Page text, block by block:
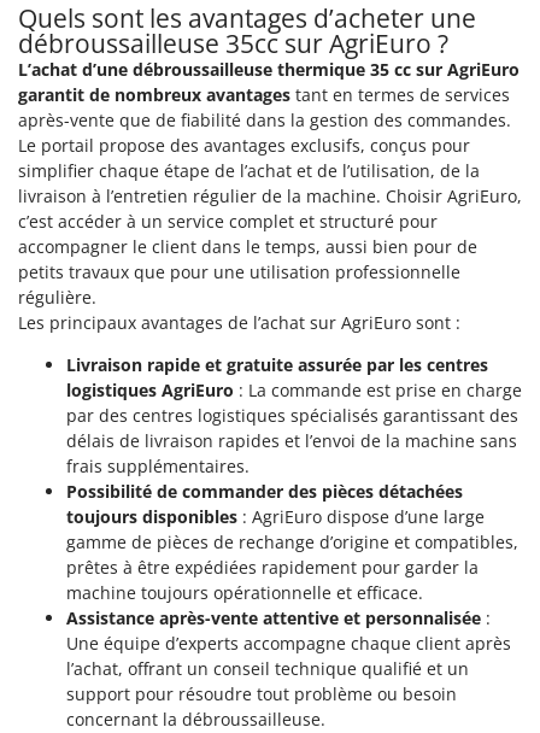
Quels sont les avantages d’acheter une
débroussailleuse 35cc sur AgriEuro ?
L’achat d’une débroussailleuse thermique 35 cc sur AgriEuro
garantit de nombreux avantages tant en termes de services
après-vente que de fiabilité dans la gestion des commandes.
Le portail propose des avantages exclusifs, conçus pour
simplifier chaque étape de l’achat et de l’utilisation, de la
livraison à l’entretien régulier de la machine. Choisir AgriEuro,
c’est accéder à un service complet et structuré pour
accompagner le client dans le temps, aussi bien pour de
petits travaux que pour une utilisation professionnelle
régulière.
Les principaux avantages de l’achat sur AgriEuro sont :
Livraison rapide et gratuite assurée par les centres
logistiques AgriEuro : La commande est prise en charge
par des centres logistiques spécialisés garantissant des
délais de livraison rapides et l’envoi de la machine sans
frais supplémentaires.
Possibilité de commander des pièces détachées
toujours disponibles : AgriEuro dispose d’une large
gamme de pièces de rechange d’origine et compatibles,
prêtes à être expédiées rapidement pour garder la
machine toujours opérationnelle et efficace.
Assistance après-vente attentive et personnalisée :
Une équipe d’experts accompagne chaque client après
l’achat, offrant un conseil technique qualifié et un
support pour résoudre tout problème ou besoin
concernant la débroussailleuse.